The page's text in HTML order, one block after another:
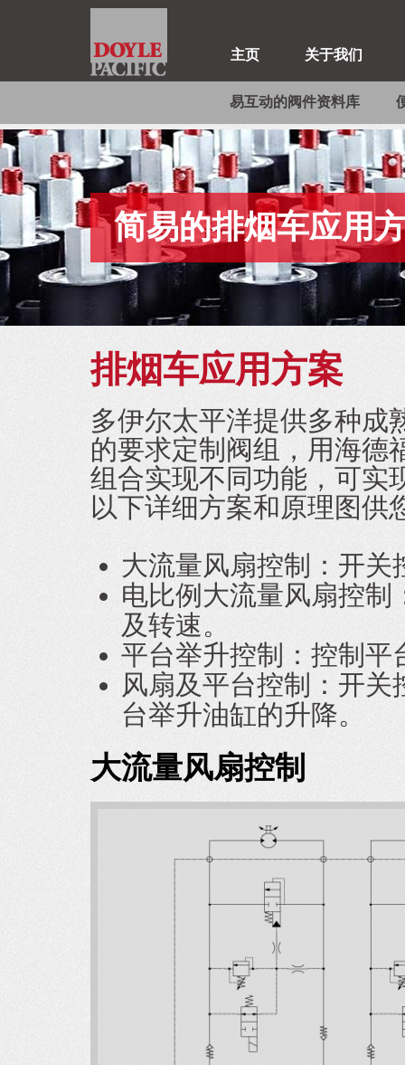
主页 关于我们
易互动的阀件资料库
简易的排烟车应用
排烟车应用方案
多伊尔太平洋提供多种成
的要求定制阀组，用海德
组合实现不同功能，可实
以下详细方案和原理图供
大流量风扇控制： 开关
电比例大流量风扇控制
及转速。
平台举升控制： 控制平
风扇及平台控制： 开关
台举升油缸的升降。
大流量风扇控制